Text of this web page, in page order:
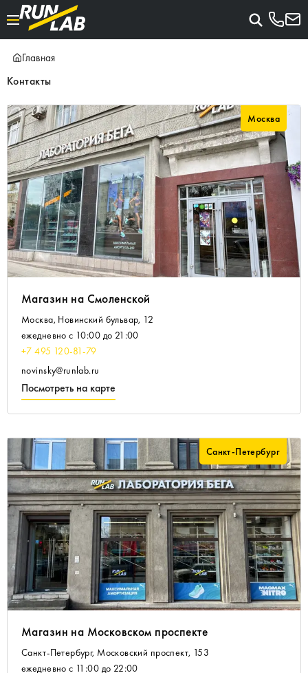
Главная
Контакты
Москва
Магазин на Смоленской
Москва, Новинский бульвар, 12
ежедневно с 10:00 до 21:00
+7 495 120-81-79
novinsky@runlab.ru
Посмотреть на карте
Санкт-Петербург
Магазин на Московском проспекте
Санкт-Петербург, Московский проспект, 153
ежедневно с 11:00 до 22:00